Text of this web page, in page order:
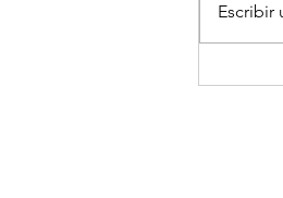
Escribir